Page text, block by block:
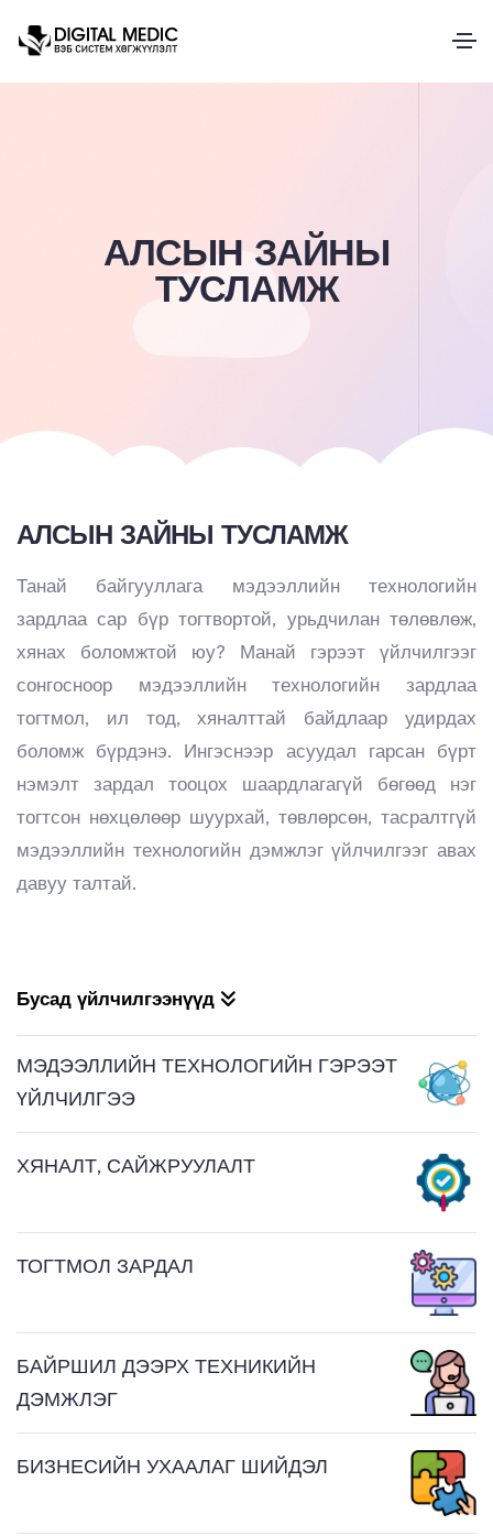
АЛСЫН ЗАЙНЫ
ТУСЛАМЖ
Бусад үйлчилгээнүүд
МЭДЭЭЛЛИЙН ТЕХНОЛОГИЙН ГЭРЭЭТ
ҮЙЛЧИЛГЭЭ
ХЯНАЛТ, САЙЖРУУЛАЛТ
ТОГТМОЛ ЗАРДАЛ
БАЙРШИЛ ДЭЭРХ ТЕХНИКИЙН
ДЭМЖЛЭГ
БИЗНЕСИЙН УХААЛАГ ШИЙДЭЛ
АЛСЫН ЗАЙНЫ ТУСЛАМЖ
Танай байгууллага мэдээллийн технологийн
зардлаа сар бүр тогтвортой, урьдчилан төлөвлөж,
хянах боломжтой юу? Манай гэрээт үйлчилгээг
сонгосноор мэдээллийн технологийн зардлаа
тогтмол, ил тод, хяналттай байдлаар удирдах
боломж бүрдэнэ. Ингэснээр асуудал гарсан бүрт
нэмэлт зардал тооцох шаардлагагүй бөгөөд нэг
тогтсон нөхцөлөөр шуурхай, төвлөрсөн, тасралтгүй
мэдээллийн технологийн дэмжлэг үйлчилгээг авах
давуу талтай.